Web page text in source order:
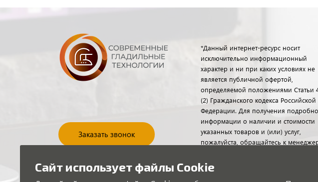
Заказать звонок
*Данный интернет-ресурс носит
исключительно информационный
характер и ни при каких условиях не
является публичной офертой,
определяемой положениями Статьи
(2) Гражданского кодекса Российской
Федерации. Для получения
информации о наличии и стоимости
указанных товаров и (или) услуг,
пожалуйста, обращайтесь к
помощью специальной формы связи
или по телефону.
Сайт использует файлы Cookie